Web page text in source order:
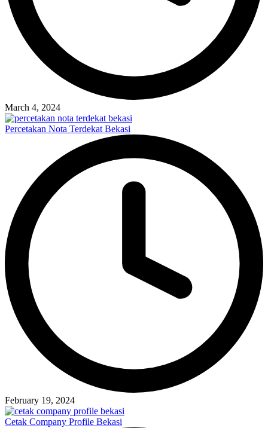
March 4, 2024
Percetakan Nota Terdekat Bekasi
February 19, 2024
Cetak Company Profile Bekasi